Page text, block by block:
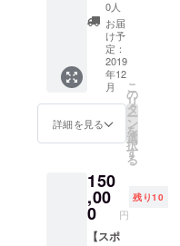
グ後
は、さ
くっと
幹部達
と一杯
いきま
す！ 参
加メン
バー：
夏花・
ようよ
原ゆ
う・れ
いにー
（参加
メン
会社の
忘年
会・催
し・結
婚式・
パー
ティー
等、エ
ミュリ
ボン
キャス
り上げ
に参り
ます！
※交通費
はご負
0人
お届
け予
定：
2019
年12
月
詳細を見る
こ
の
リ
タ
ー
ン
を
選
択
す
る
150
,00
0 円
残り10
【スポ